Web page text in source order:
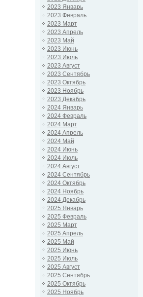
2023 Январь
2023 Февраль
2023 Март
2023 Апрель
2023 Май
2023 Июнь
2023 Июль
2023 Август
2023 Сентябрь
2023 Октябрь
2023 Ноябрь
2023 Декабрь
2024 Январь
2024 Февраль
2024 Март
2024 Апрель
2024 Май
2024 Июнь
2024 Июль
2024 Август
2024 Сентябрь
2024 Октябрь
2024 Ноябрь
2024 Декабрь
2025 Январь
2025 Февраль
2025 Март
2025 Апрель
2025 Май
2025 Июнь
2025 Июль
2025 Август
2025 Сентябрь
2025 Октябрь
2025 Ноябрь